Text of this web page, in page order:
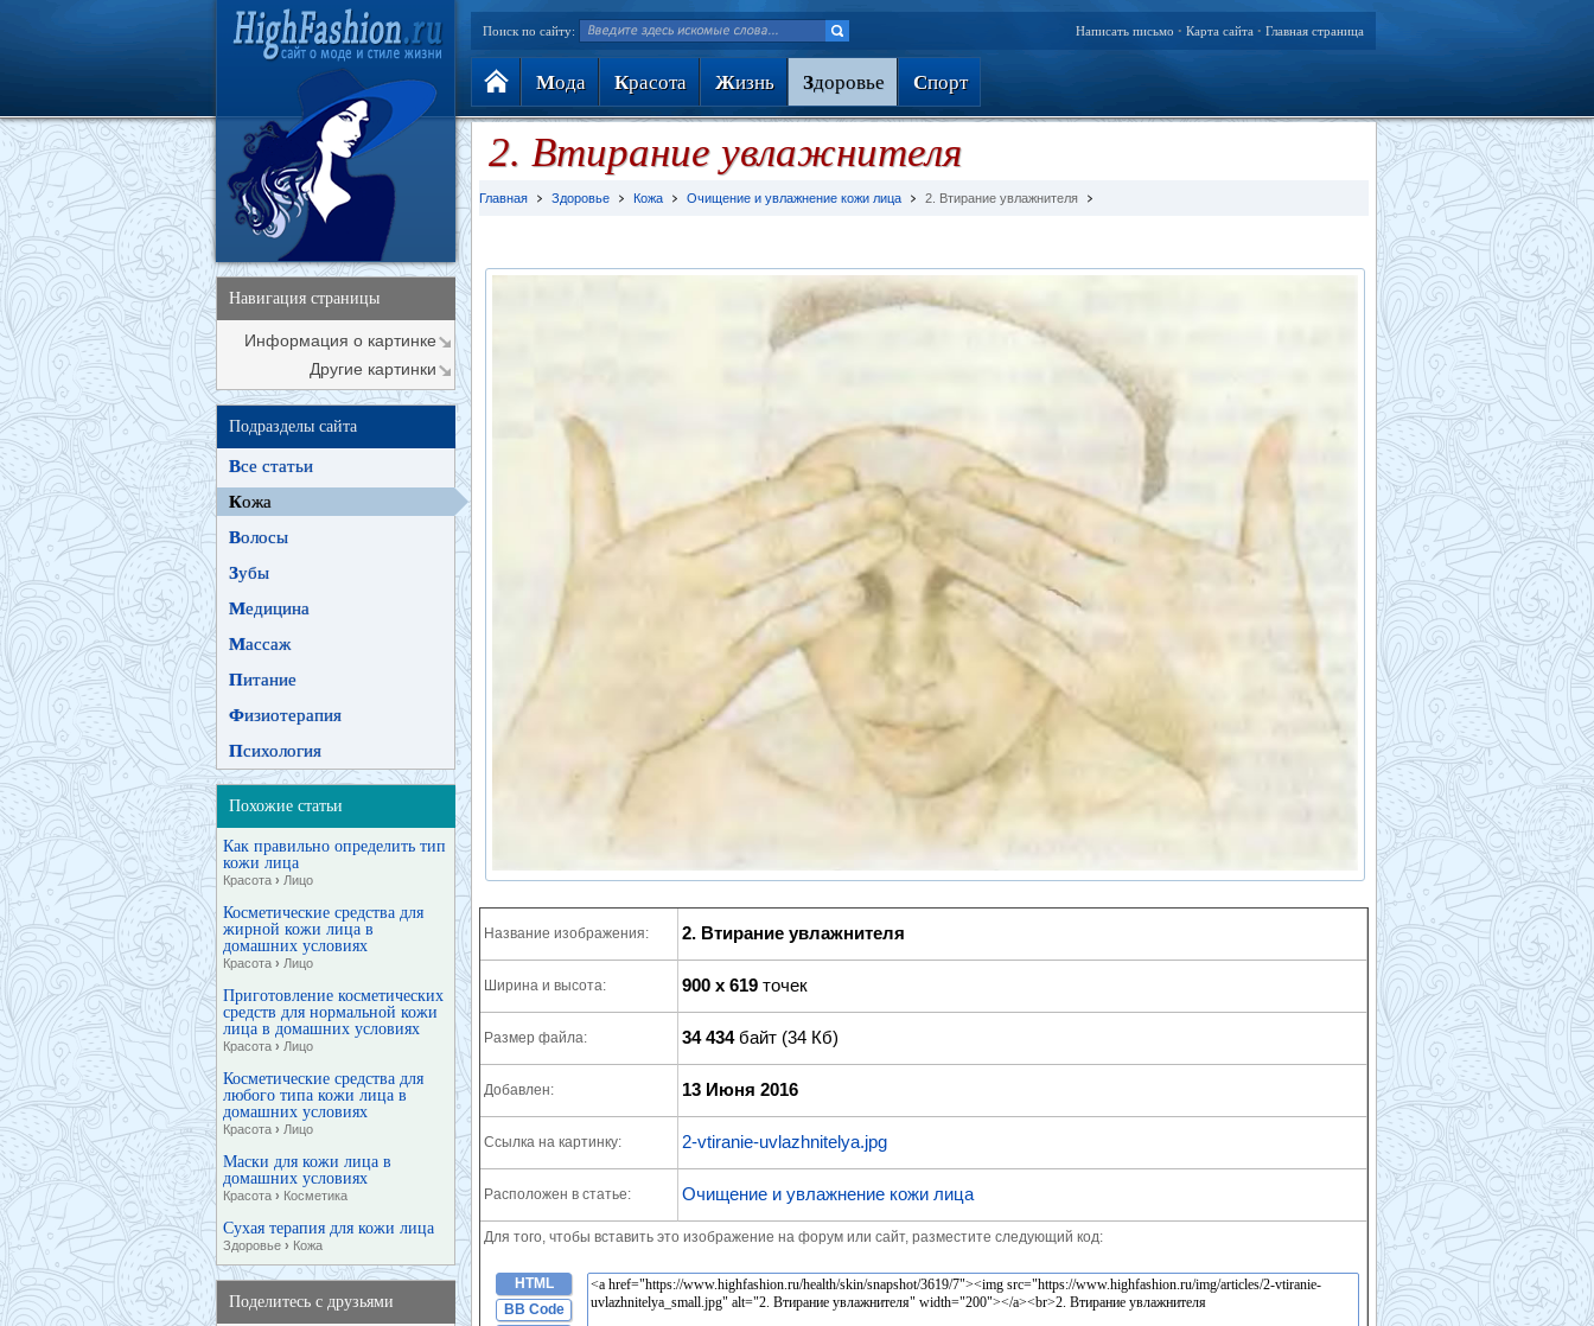
Поиск по сайту: Написать письмо • Карта сайта • Главная страница
Мода Красота Жизнь Здоровье Спорт
Навигация страницы
Информация о картинке
Другие картинки
Подразделы сайта
Все статьи
Кожа
Волосы
Зубы
Медицина
Массаж
Питание
Физиотерапия
Психология
Похожие статьи
Как правильно определить тип
кожи лица
Красота › Лицо
Косметические средства для
жирной кожи лица в
домашних условиях
Красота › Лицо
Приготовление косметических
средств для нормальной кожи
лица в домашних условиях
Красота › Лицо
Косметические средства для
любого типа кожи лица в
домашних условиях
Красота › Лицо
Маски для кожи лица в
домашних условиях
Красота › Косметика
Сухая терапия для кожи лица
Здоровье › Кожа
Поделитесь с друзьями
2. Втирание увлажнителя
Главная Здоровье Кожа Очищение и увлажнение кожи лица 2. Втирание увлажнителя
Название изображения: 2. Втирание увлажнителя
Ширина и высота: 900 x 619 точек
Размер файла: 34 434байт (34 Кб)
Добавлен: 13 Июня 2016
Ссылка на картинку: 2-vtiranie-uvlazhnitelya.jpg
Расположен в статье: Очищение и увлажнение кожи лица
Для того, чтобы вставить это изображение на форум или сайт, разместите следующий код:
HTML
BB Code